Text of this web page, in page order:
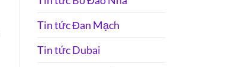
Tin tức Đan Mạch
Tin tức Dubai